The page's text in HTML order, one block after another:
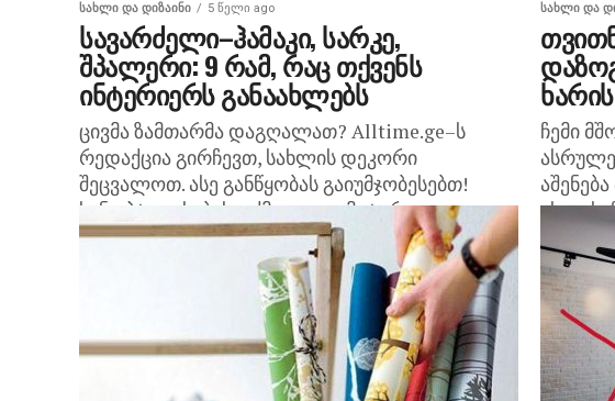
ᲡᲐᲮᲚᲘ ᲓᲐ ᲓᲘᲖᲐᲘᲜᲘ 5 წელი ago
სავარძელი–ჰამაკი, სარკე,
შპალერი: 9 რამ, რაც თქვენს
ინტერიერს განაახლებს
ცივმა ზამთარმა დაგღალათ? Alltime.ge–ს
რედაქცია გირჩევთ, სახლის დეკორი
შეცვალოთ. ასე განწყობას გაიუმჯობესებთ!
სინოპტიკოსების თქმით, კლიმატური
გაზაფხული არც ისე მალე დადგება, მაგრამ ეს
მოწყენის მიზეზი არაა. უკვე...
ᲡᲐᲮᲚᲘ ᲓᲐ
ჩემი